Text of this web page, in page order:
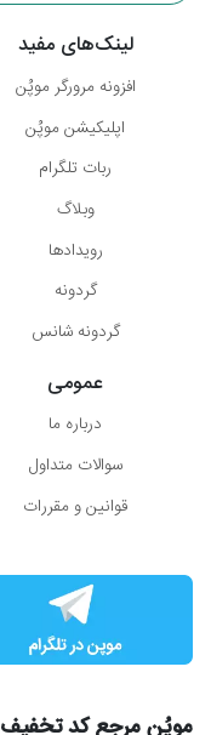
لینک‌های مفید
افزونه مرورگر موپُن
اپلیکیشن موپُن
ربات تلگرام
وبلاگ
رویدادها
گردونه
گردونه شانس
عمومی
درباره ما
سوالات متداول
قوانین و مقررات
موپُن مرجع کد تخفیف